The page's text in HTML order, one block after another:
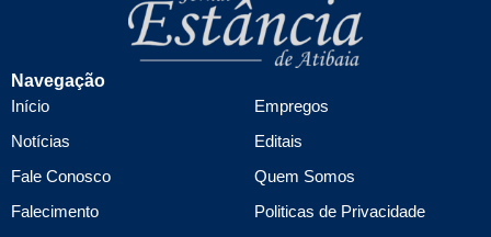
Navegação
Início
Notícias
Fale Conosco
Falecimento
Empregos
Editais
Quem Somos
Politicas de Privacidade